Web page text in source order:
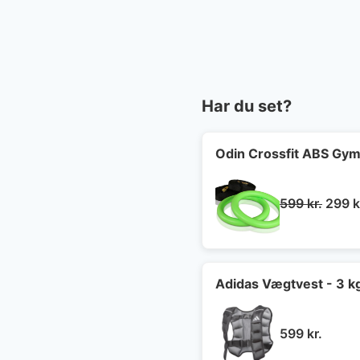
Har du set?
Odin Crossfit ABS
599kr. Den
599
299
Adidas Vægtvest - 3
599 kr.